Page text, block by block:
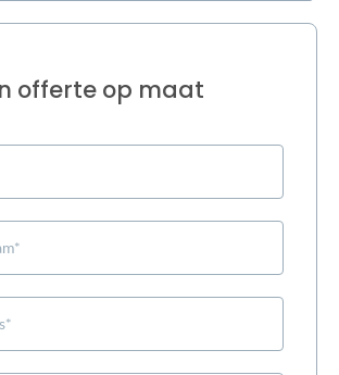
offerte op maat